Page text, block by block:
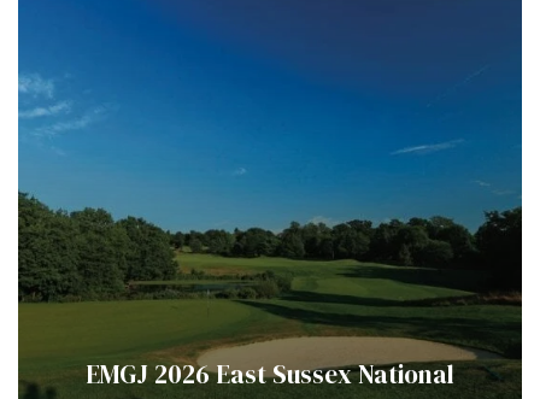
EMGJ 2026 East Sussex National